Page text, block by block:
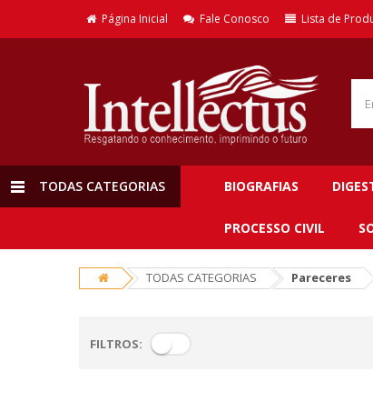
Página Inicial Fale Conosco Lista de
TODAS CATEGORIAS BIOGRAFIAS
PROCESSO CIVIL
TODAS CATEGORIAS Pareceres
FILTROS: